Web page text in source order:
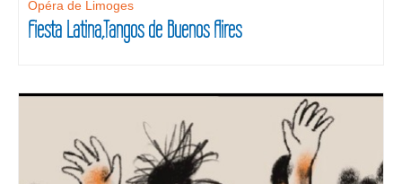
Opéra de Limoges
Fiesta Latina,Tangos de Buenos Aires